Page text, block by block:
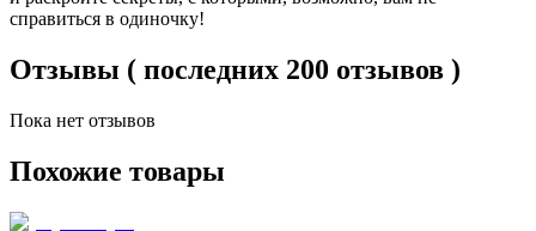
справиться в одиночку!
Отзывы ( последних 200 отзывов )
Пока нет отзывов
Похожие товары